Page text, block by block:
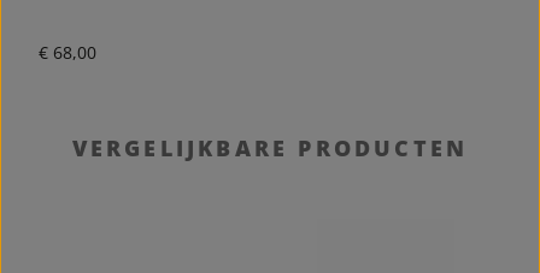
Normale prijs:
€ 68,00
Productgalerij overslaan
VERGELIJKBARE PRODUCTEN